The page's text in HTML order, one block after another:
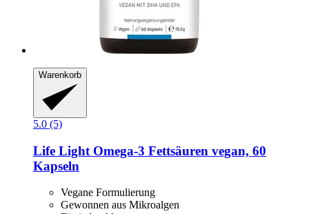
Warenkorb
5.0 (5)
Life Light Omega-​3 Fettsäuren vegan, 60
Kapseln
Vegane Formulierung
Gewonnen aus Mikroalgen